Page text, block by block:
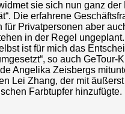
sie sich nun ganz
Die erfahrene
Privatpersonen aber
in der Regel
ist für mich das
so auch
Angelika Zeisbergs
Lei Zhang, der mit
Farbtupfer hinzufügte.